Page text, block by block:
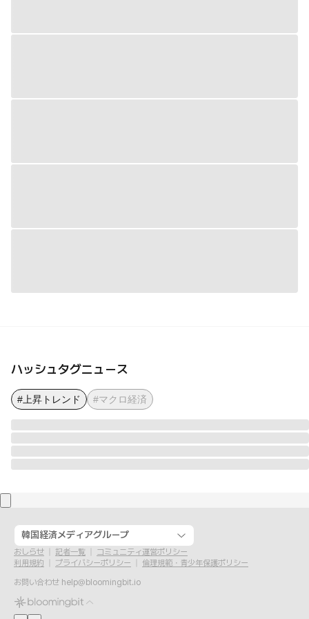
ハッシュタグニュース
#上昇トレンド #マクロ経済
韓国経済メディアグループ
おしらせ 記者一覧
コミュニティ運営ポリシー
利用規約
プライバシーポリシー
倫理規範・青少年保護ポリシー
お問い合わせ help@bloomingbit.io